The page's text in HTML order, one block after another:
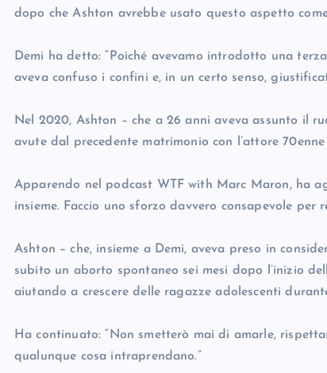
dopo che Ashton avrebbe usato questo aspetto
Demi ha detto: “Poiché avevamo introdotto una
aveva confuso i confini e, in un certo senso,
Nel 2020, Ashton – che a 26 anni aveva assunto il
avute dal precedente matrimonio con l’attore
Apparendo nel podcast WTF with Marc Maron, ha
insieme. Faccio uno sforzo davvero consapevole
Ashton – che, insieme a Demi, aveva preso in
subito un aborto spontaneo sei mesi dopo l’inizio
aiutando a crescere delle ragazze adolescenti
Ha continuato: “Non smetterò mai di amarle,
qualunque cosa intraprendano.”